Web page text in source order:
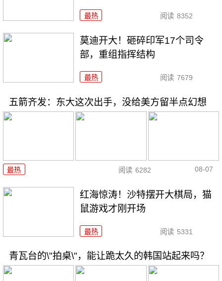
最热 阅读 8352
莫迪开大！砸碎印军17个司令
部，重组指挥结构
最热 阅读 7679
五箭齐发：东大这次出手，没给美方留半点幻想
最热 阅读 6282 08-07
红海惊涛！沙特摆开大棋局，猫
鼠游戏才刚开场
最热 阅读 5331
青瓦台的\"拍桌\"，能让跪太久的韩国站起来吗？